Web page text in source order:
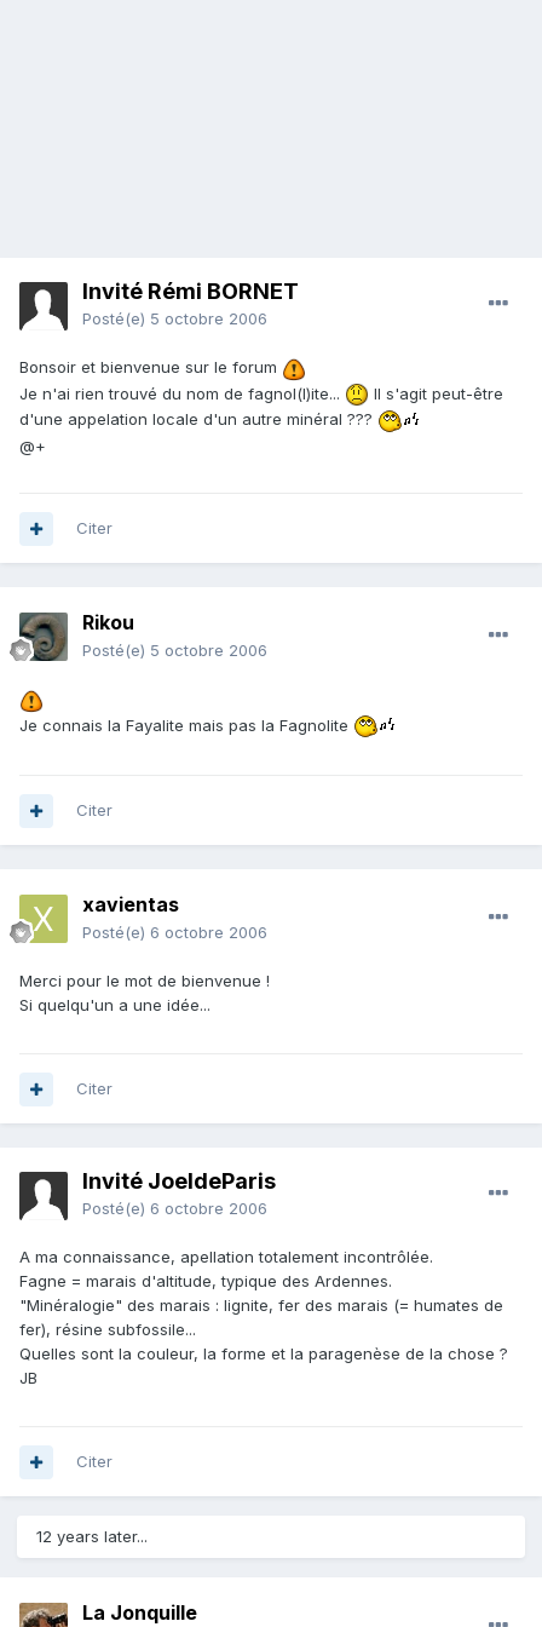
Invité Rémi BORNET
Posté(e) 5 octobre 2006
Bonsoir et bienvenue sur le forum
Je n'ai rien trouvé du nom de fagnol(l)ite...
Il s'agit peut-être
d'une appelation locale d'un autre minéral ???
@+
Citer
Rikou
Posté(e) 5 octobre 2006
Je connais la Fayalite mais pas la Fagnolite
Citer
xavientas
Posté(e) 6 octobre 2006
Merci pour le mot de bienvenue !
Si quelqu'un a une idée...
Citer
Invité JoeldeParis
Posté(e) 6 octobre 2006
A ma connaissance, apellation totalement incontrôlée.
Fagne = marais d'altitude, typique des Ardennes.
"Minéralogie" des marais : lignite, fer des marais (= humates de
fer), résine subfossile...
Quelles sont la couleur, la forme et la paragenèse de la chose ?
JB
Citer
12 years later...
La Jonquille